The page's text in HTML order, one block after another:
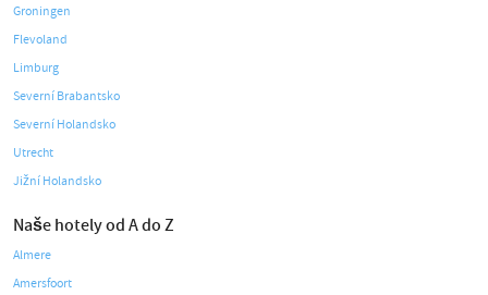
Groningen
Flevoland
Limburg
Severní Brabantsko
Severní Holandsko
Utrecht
Jižní Holandsko
Naše hotely od A do Z
Almere
Amersfoort